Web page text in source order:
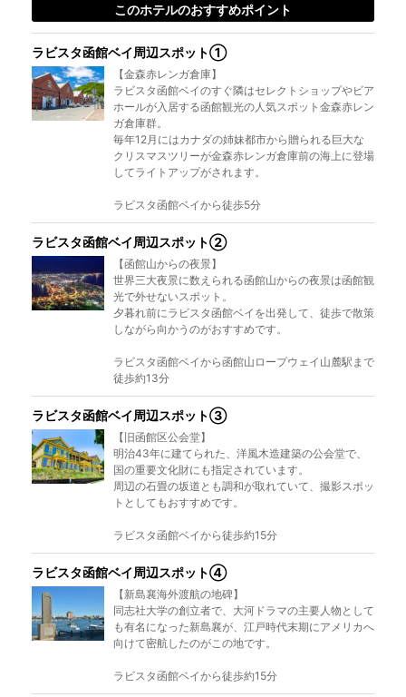
このホテルのおすすめポイント
ラビスタ函館ベイ周辺スポット①
【金森赤レンガ倉庫】
ラビスタ函館ベイのすぐ隣はセレクトショップやビア
ホールが入居する函館観光の人気スポット金森赤レン
ガ倉庫群。
毎年12月にはカナダの姉妹都市から贈られる巨大な
クリスマスツリーが金森赤レンガ倉庫前の海上に登場
してライトアップがされます。
ラビスタ函館ベイから徒歩5分
ラビスタ函館ベイ周辺スポット②
【函館山からの夜景】
世界三大夜景に数えられる函館山からの夜景は函館観
光で外せないスポット。
夕暮れ前にラビスタ函館ベイを出発して、徒歩で散策
しながら向かうのがおすすめです。
ラビスタ函館ベイから函館山ロープウェイ山麓駅まで
徒歩約13分
ラビスタ函館ベイ周辺スポット③
【旧函館区公会堂】
明治43年に建てられた、洋風木造建築の公会堂で、
国の重要文化財にも指定されています。
周辺の石畳の坂道とも調和が取れていて、撮影スポッ
トとしてもおすすめです。
ラビスタ函館ベイから徒歩約15分
ラビスタ函館ベイ周辺スポット④
【新島襄海外渡航の地碑】
同志社大学の創立者で、大河ドラマの主要人物として
も有名になった新島襄が、江戸時代末期にアメリカへ
向けて密航したのがこの地です。
ラビスタ函館ベイから徒歩約15分